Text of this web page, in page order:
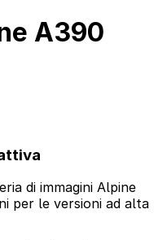
A390
di immagini Alpine
per le versioni ad alta